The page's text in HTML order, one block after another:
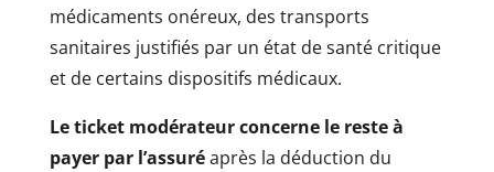
médicaments onéreux, des transports
sanitaires justifiés par un état de santé critique
et de certains dispositifs médicaux.
Le ticket modérateur concerne le reste à
payer par l’assuréaprès la déduction du